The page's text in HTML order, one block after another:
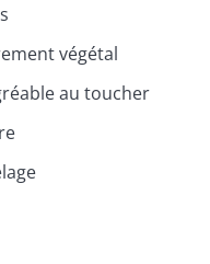
végétal
au toucher